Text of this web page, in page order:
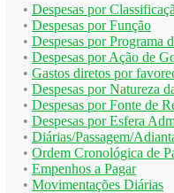
• Despesas por
• Despesas por Função
• Despesas por Programa
• Despesas por Ação de
• Gastos diretos por
• Despesas por Natureza
• Despesas por Fonte de
• Despesas por Esfera
• Diárias/Passagem/
• Ordem Cronológica de
• Empenhos a Pagar
• Movimentações Diárias